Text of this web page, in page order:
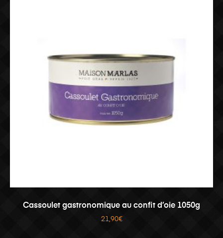
AJOUTER AU PANIER
Cassoulet gastronomique au confit d’oie 1050g
21,90€